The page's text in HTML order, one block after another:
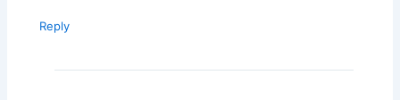
Reply